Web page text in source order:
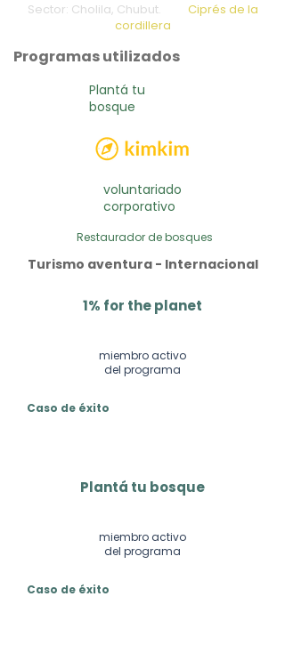
Sector: Cholila, Chubut. Ciprés de la
cordillera
Programas utilizados
Plantá tu
bosque
voluntariado
corporativo
Restaurador de bosques
Turismo aventura - Internacional
1% for the planet
miembro activo
del programa
Caso de éxito
Plantá tu bosque
miembro activo
del programa
Caso de éxito